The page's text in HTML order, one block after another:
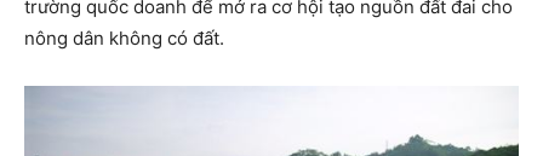
trường quốc doanh để mở ra cơ hội tạo nguồn đất đai cho
nông dân không có đất.